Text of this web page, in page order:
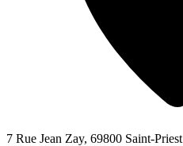
7 Rue Jean Zay, 69800 Saint-Priest